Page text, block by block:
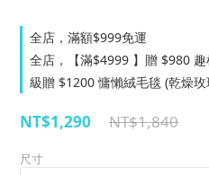
全店，滿額$999免運
全店，【滿$4999 】贈 $980
級贈 $1200 慵懶絨毛毯 (乾燥玫
NT$1,840
NT$1,290
尺寸